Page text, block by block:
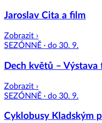
Jaroslav Cita a film
Zobrazit ›
SEZÓNNĚ · do 30. 9.
Dech květů –
Zobrazit ›
SEZÓNNĚ · do 30. 9.
Cyklobusy Kladským